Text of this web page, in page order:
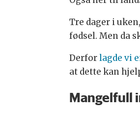
Tre dager i
fødsel. Men da
Derforlagde vi
at dette kan
Mangelfull